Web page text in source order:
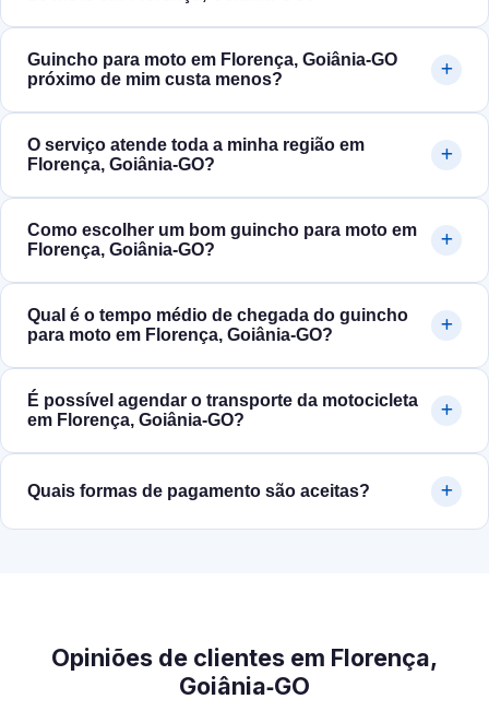
Guincho para moto em Florença, Goiânia‑GO
próximo de mim custa menos?
O serviço atende toda a minha região em
Florença, Goiânia‑GO?
Como escolher um bom guincho para moto em
Florença, Goiânia‑GO?
Qual é o tempo médio de chegada do guincho
para moto em Florença, Goiânia‑GO?
É possível agendar o transporte da motocicleta
em Florença, Goiânia‑GO?
Quais formas de pagamento são aceitas?
Opiniões de clientes em Florença,
Goiânia‑GO